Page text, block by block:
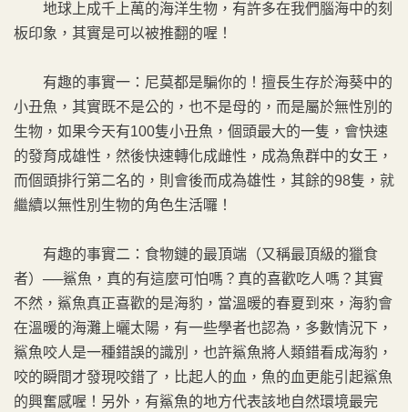
地球上成千上萬的海洋生物，有許多在我們腦海中的刻
板印象，其實是可以被推翻的喔！
有趣的事實一：尼莫都是騙你的！擅長生存於海葵中的
小丑魚，其實既不是公的，也不是母的，而是屬於無性別的
生物，如果今天有100隻小丑魚，個頭最大的一隻，會快速
的發育成雄性，然後快速轉化成雌性，成為魚群中的女王，
而個頭排行第二名的，則會後而成為雄性，其餘的98隻，就
繼續以無性別生物的角色生活囉！
有趣的事實二：食物鏈的最頂端（又稱最頂級的獵食
者）──鯊魚，真的有這麼可怕嗎？真的喜歡吃人嗎？其實
不然，鯊魚真正喜歡的是海豹，當溫暖的春夏到來，海豹會
在溫暖的海灘上曬太陽，有一些學者也認為，多數情況下，
鯊魚咬人是一種錯誤的識別，也許鯊魚將人類錯看成海豹，
咬的瞬間才發現咬錯了，比起人的血，魚的血更能引起鯊魚
的興奮感喔！另外，有鯊魚的地方代表該地自然環境最完